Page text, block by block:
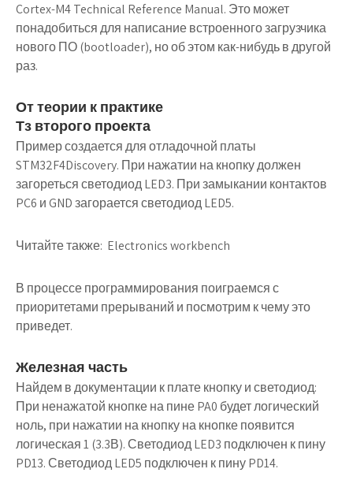
Cortex-M4 Technical Reference Manual. Это может
понадобиться для написание встроенного загрузчика
нового ПО (bootloader), но об этом как-нибудь в другой
раз.
От теории к практике
Тз второго проекта
Пример создается для отладочной платы
STM32F4Discovery. При нажатии на кнопку должен
загореться светодиод LED3. При замыкании контактов
PC6 и GND загорается светодиод LED5.
Читайте также: Electronics workbench
В процессе программирования поиграемся с
приоритетами прерываний и посмотрим к чему это
приведет.
Железная часть
Найдем в документации к плате кнопку и светодиод:
При ненажатой кнопке на пине PA0 будет логический
ноль, при нажатии на кнопку на кнопке появится
логическая 1 (3.3В). Светодиод LED3 подключен к пину
PD13. Светодиод LED5 подключен к пину PD14.